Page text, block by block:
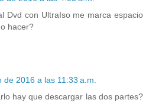
Dvd con UltraIso me marca espacio
hacer?
de 2016 a las 11:33 a.m.
hay que descargar las dos partes?